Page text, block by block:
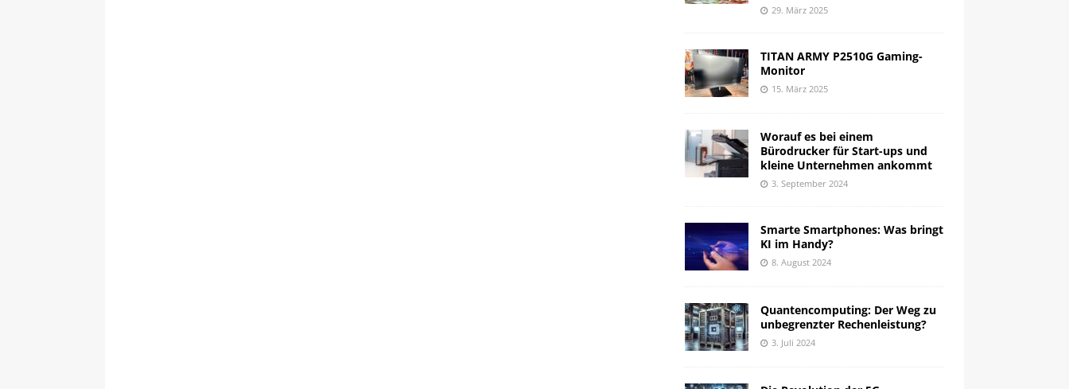
29. März 2025
TITAN ARMY P2510G Gaming-
Monitor
15. März 2025
Worauf es bei einem
Bürodrucker für Start-ups und
kleine Unternehmen ankommt
3. September 2024
Smarte Smartphones: Was bringt
KI im Handy?
8. August 2024
Quantencomputing: Der Weg zu
unbegrenzter Rechenleistung?
3. Juli 2024